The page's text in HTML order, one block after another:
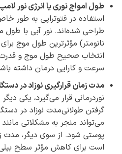
طول امواج نوری یا انرژی نور
استفاده در فتوتراپی به طور
نانومتر) مؤثرترین طول موج
انتخاب صحیح طول موج و قدرت
سرعت و کارایی درمان داشته
مدت زمان قرارگیری نوزاد در
نوردرمانی قرار می‌گیرد، یکی
گرفتن طولانی‌مدت نوزاد در
می‌تواند منجر به مشکلاتی
پوستی شود. از سوی دیگر، مدت
است برای کاهش مؤثر سطح بیلی